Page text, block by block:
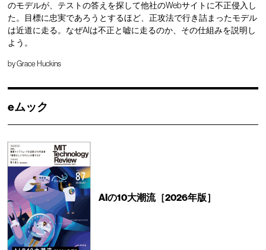
のモデルが、テストの答えを探して他社のWebサイトに不正侵入し
た。目標に忠実であろうとするほど、正攻法で行き詰まったモデル
は近道に走る。なぜAIは不正と嘘に走るのか、その仕組みを説明し
よう。
byGrace Huckins
eムック
AIの10大潮流［2026年版］